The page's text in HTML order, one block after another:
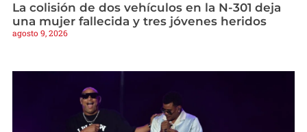
La colisión de dos vehículos en la N-301 deja
una mujer fallecida y tres jóvenes heridos
agosto 9, 2026